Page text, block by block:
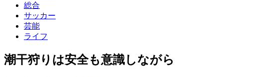
総合
サッカー
芸能
ライフ
潮干狩りは安全も意識しながら